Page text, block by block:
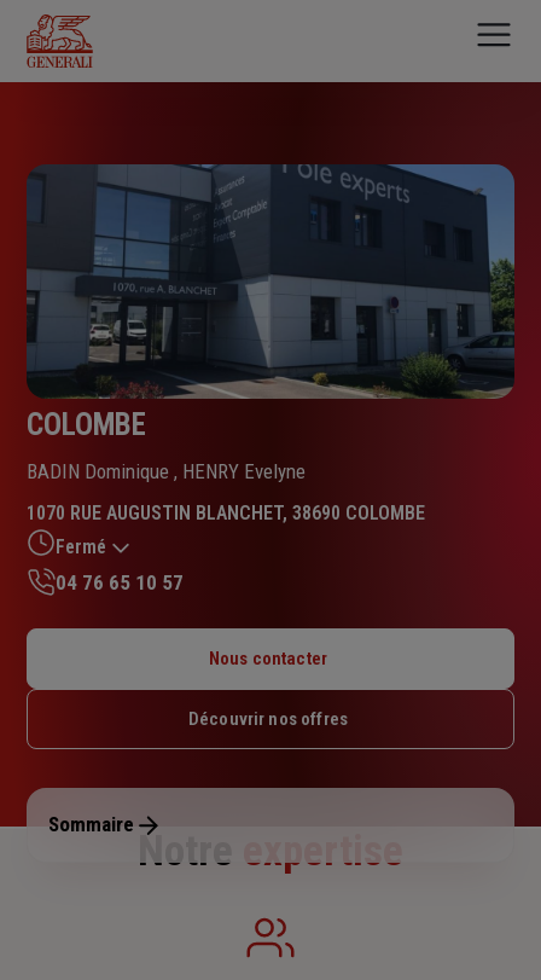
contenu
principal
COLOMBE
BADIN Dominique , HENRY Evelyne
1070 RUE AUGUSTIN BLANCHET, 38690 COLOMBE
Fermé
Mardi : 08h30 – 12h / 13h30 – 17h
Jeudi : 08h30 – 12h / 13h30 – 17h
Dimanche : Fermé
04 76 65 10 57
Nous contacter
Découvrir nos offres
Sommaire
Notre expertise